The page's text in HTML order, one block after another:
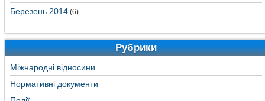
Березень 2014 (6)
Рубрики
Міжнародні відносини
Нормативні документи